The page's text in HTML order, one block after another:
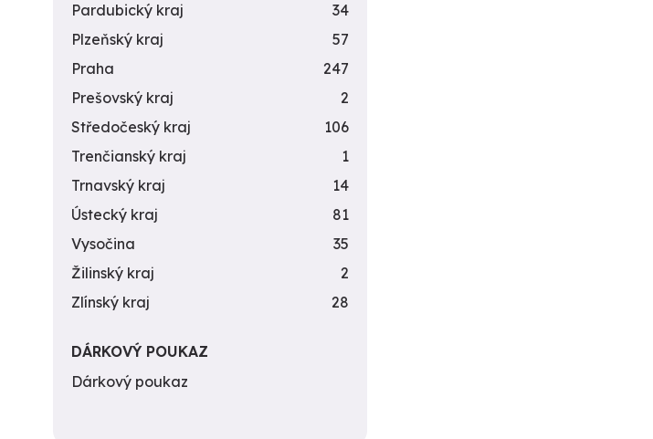
Pardubický kraj
34
Plzeňský kraj
57
Praha
247
Prešovský kraj
2
Středočeský kraj
106
Trenčianský kraj
1
Trnavský kraj
14
Ústecký kraj
81
Vysočina
35
Žilinský kraj
2
Zlínský kraj
28
DÁRKOVÝ POUKAZ
Dárkový poukaz